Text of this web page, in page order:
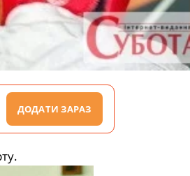
ДОДАТИ ЗАРАЗ